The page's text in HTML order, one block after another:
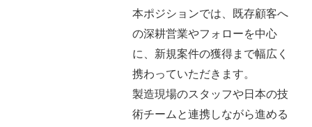
本ポジションでは、既存顧客へ
の深耕営業やフォローを中心
に、新規案件の獲得まで幅広く
携わっていただきます。
製造現場のスタッフや日本の技
術チームと連携しながら進める